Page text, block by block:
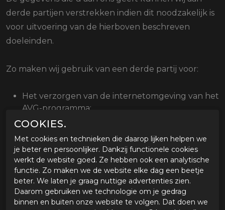
derde partijen verstrekken indien dit noodzakelijk is
voor uitvoering van de hierboven beschreven
doeleinden.
Zo maken wij gebruik van een derde partij voor:
Het verzorgen van de internetomgeving van het
AVG-programma;
Het verzorgen van de (financiële) administratie;
uitnodigingen.
Wij geven nooit persoonsgegevens door aan andere
partijen waarmee we geen
verwerkersovereenkomst hebben afgesloten. Met
deze partijen (verwerkers) maken wij hierin uiteraard
COOKIES.
Met cookies en technieken die daarop lijken helpen we
je beter en persoonlijker. Dankzij functionele cookies
werkt de website goed. Ze hebben ook een analytische
functie. Zo maken we de website elke dag een beetje
beter. We laten je graag nuttige advertenties zien.
Daarom gebruiken we technologie om je gedrag
binnen en buiten onze website te volgen. Dat doen we